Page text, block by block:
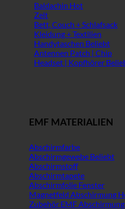
Baldachin
Zelt
Bett, Couch + Schlafsack
Kleidung + Textilien
Handytaschen
Antennen Patch | Chip
Headset | Kopfhörer
EMF MATERIALIEN
Abschirmfarbe
Abschirmgewebe
Abschirmstoff
Abschirmtapete
Abschirmfolie Fenster
Magnetfeld Abschirmung
Zubehör EMF Abschirmung